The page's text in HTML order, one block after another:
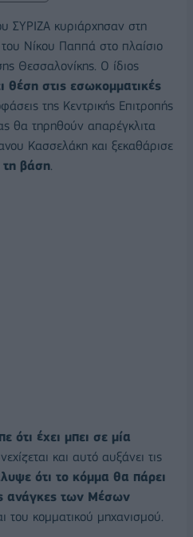
ΣΥΡΙΖΑ κυριάρχησαν στη
Νίκου Παππά στο πλαίσιο
Θεσσαλονίκης. Ο ίδιος
θέση στις εσωκομματικές
της Κεντρικής Επιτροπής
θα τηρηθούν απαρέγκλιτα
Κασσελάκη και ξεκαθάρισε
τη βάση.
ότι έχει μπει σε μία
και αυτό αυξάνει τις
ότι το κόμμα θα πάρει
ανάγκες των Μέσων
του κομματικού μηχανισμού.